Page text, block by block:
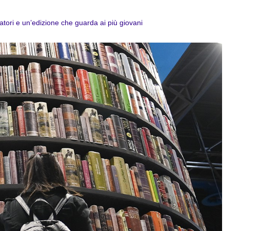
e un’edizione che guarda ai più giovani